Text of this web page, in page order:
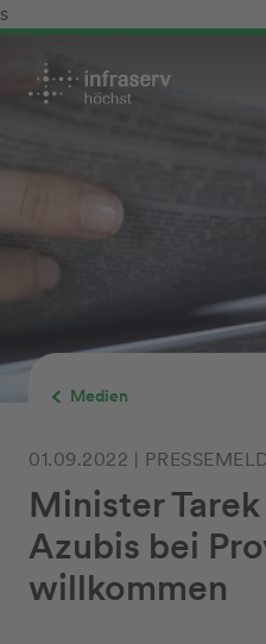
s
Medien
01.09.2022 |
Minister
Azubis bei
willkommen